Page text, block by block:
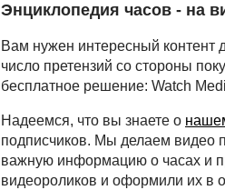
Энциклопедия часов - на
Вам нужен интересный контент
число претензий со стороны
бесплатное решение: Watch
Надеемся, что вы знаете о
подписчиков. Мы делаем видео
важную информацию о часах и
видеороликов и оформили их в